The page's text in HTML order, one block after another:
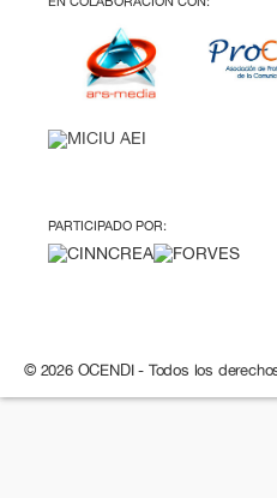
PARTICIPADO POR:
© 2026 OCENDI - Todos los